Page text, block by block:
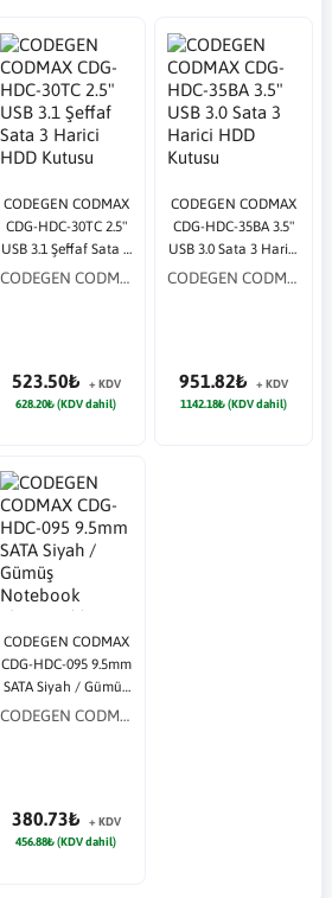
CODEGEN CODMAX
CDG-HDC-30TC 2.5"
USB 3.1 Şeffaf Sata 3
Harici HDD KutusuCODEGEN CODMAX
523.50₺
+ KDV
628.20₺ (KDV dahil)
CODEGEN CODMAX
CDG-HDC-35BA 3.5"
USB 3.0 Sata 3 Harici
HDD Kutusu
CODEGEN CODMAX
951.82₺
+ KDV
1142.18₺ (KDV dahil)
CODEGEN CODMAX
CDG-HDC-095 9.5mm
SATA Siyah / Gümüş
Notebook EkstraCODEGEN CODMAX
380.73₺
+ KDV
456.88₺ (KDV dahil)